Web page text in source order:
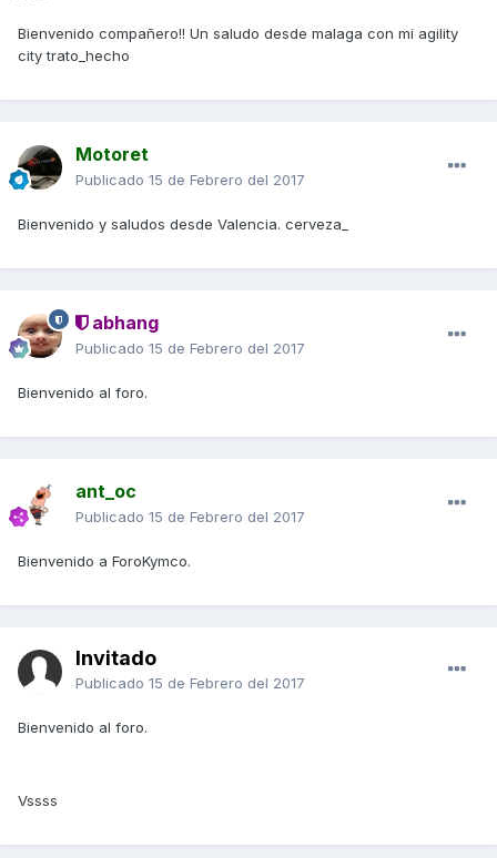
Bienvenido compañero!! Un saludo desde malaga con mi agility
city trato_hecho
Motoret
Publicado 15 de Febrero del 2017
Bienvenido y saludos desde Valencia. cerveza_
abhang
Publicado 15 de Febrero del 2017
Bienvenido al foro.
ant_oc
Publicado 15 de Febrero del 2017
Bienvenido a ForoKymco.
Invitado
Publicado 15 de Febrero del 2017
Bienvenido al foro.
Vssss